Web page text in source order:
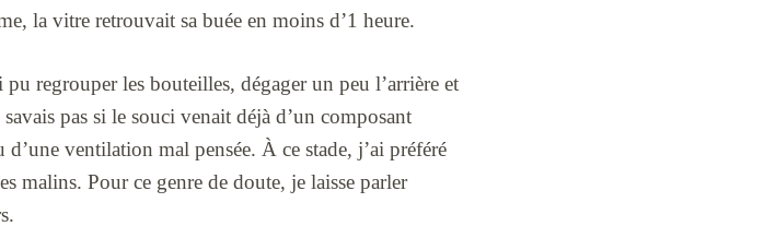
la vitre retrouvait sa buée en moins d’1 heure.
pu regrouper les bouteilles, dégager un peu l’arrière et
pas si le souci venait déjà d’un composant
ventilation mal pensée. À ce stade, j’ai préféré
malins. Pour ce genre de doute, je laisse parler